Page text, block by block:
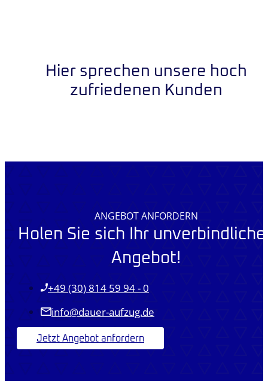
Hier sprechen unsere hoch
zufriedenen Kunden
ANGEBOT ANFORDERN
Holen Sie sich Ihr
Angebot!
+49 (30) 814 59 94 - 0
info@dauer-aufzug.de
Jetzt Angebot anfordern